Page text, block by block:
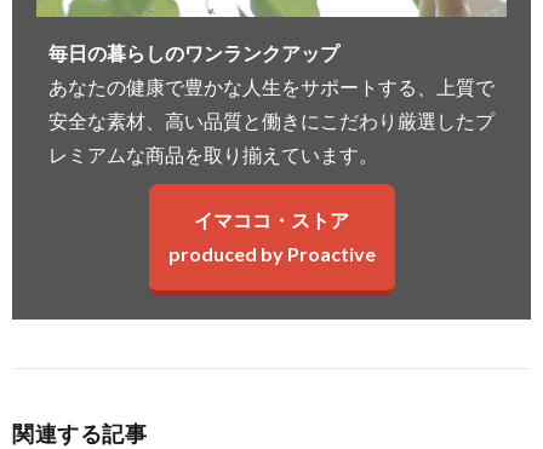
毎日の暮らしのワンランクアップ
あなたの健康で豊かな人生をサポートする、上質で
安全な素材、高い品質と働きにこだわり厳選したプ
レミアムな商品を取り揃えています。
イマココ・ストア
produced by Proactive
関連する記事